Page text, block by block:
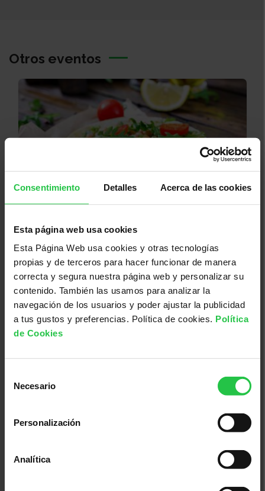
Consentimiento Detalles Acerca de las cookies
Esta página web usa cookies
Esta Página Web usa cookies y otras tecnologías
propias y de terceros para hacer funcionar de manera
correcta y segura nuestra página web y personalizar su
contenido. También las usamos para analizar la
navegación de los usuarios y poder ajustar la publicidad
a tus gustos y preferencias. Política de cookies. Política
de Cookies
Necesario
Personalización
Analítica
Otros eventos
XI concurs solidari d'albergínies
plenes i coques - Ciutadella
19/08/2026
Ses Salines